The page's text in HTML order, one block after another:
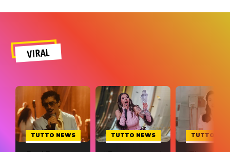
VIRAL
TUTTO NEWS TUTTO NEWS TUTTO